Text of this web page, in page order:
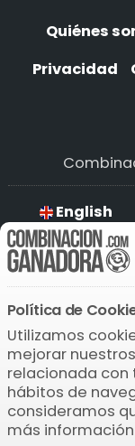
Quiénes
Privacidad
English
Política de
Utilizamos
mejorar
relacionada con
hábitos de
consideramos
más